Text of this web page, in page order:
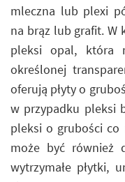
mleczna lub plexi
na brąz lub grafit. W
pleksi opal, która
określonej
oferują płyty o
w przypadku pleksi
pleksi o grubości
może być również
wytrzymałe płytki,